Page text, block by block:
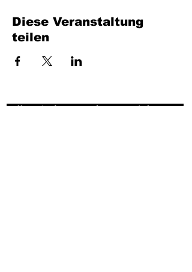
Diese Veranstaltung
teilen
Füllen Sie das Formular aus. Wir kommen